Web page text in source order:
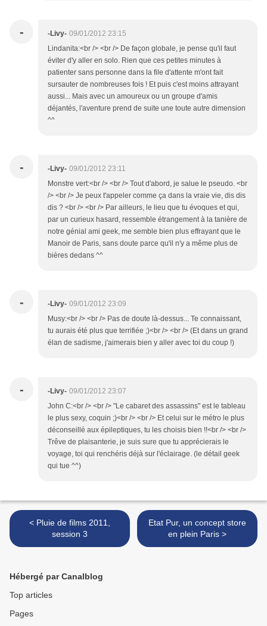
- -Livy- 09/01/2012 23:15
Lindanita:<br /> <br /> De façon globale, je pense qu'il faut
éviter d'y aller en solo. Rien que ces petites minutes à
patienter sans personne dans la file d'attente m'ont fait
sursauter de nombreuses fois ! Et puis c'est moins attrayant
aussi... Mais avec un amoureux ou un groupe d'amis
déjantés, l'aventure prend de suite une toute autre dimension
^^
- -Livy- 09/01/2012 23:11
Monstre vert:<br /> <br /> Tout d'abord, je salue le pseudo. <br
/> <br /> Je peux t'appeler comme ça dans la vraie vie, dis dis
dis ? <br /> <br /> Par ailleurs, le lieu que tu évoques et qui,
par un curieux hasard, ressemble étrangement à la tanière de
notre génial ami geek, me semble bien plus effrayant que le
Manoir de Paris, sans doute parce qu'il n'y a même plus de
bières dedans ^^
- -Livy- 09/01/2012 23:09
Musy:<br /> <br /> Pas de doute là-dessus... Te connaissant,
tu aurais été plus que terrifiée ;)<br /> <br /> (Et dans un grand
élan de sadisme, j'aimerais bien y aller avec toi du coup !)
- -Livy- 09/01/2012 23:07
John C:<br /> <br /> "Le cabaret des assassins" est le tableau
le plus sexy, coquin ;)<br /> <br /> Et celui sur le métro le plus
déconseillé aux épileptiques, tu les choisis bien !!<br /> <br />
Trêve de plaisanterie, je suis sure que tu apprécierais le
voyage, toi qui renchéris déjà sur l'éclairage. (le détail geek
qui tue ^^)
< Pluie de films 2011,
session 3
Etat Pur, un concept store
en plein Paris >
Hébergé par Canalblog
Top articles
Pages